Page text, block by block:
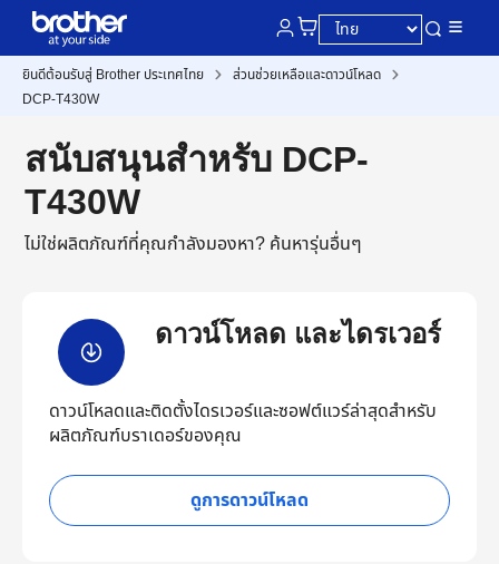
ยินดีต้อนรับสู่ Brother ประเทศไทย
ส่วนช่วยเหลือและดาวน์โหลด
DCP-T430W
สนับสนุนสำหรับ DCP-
T430W
ไม่ใช่ผลิตภัณฑ์ที่คุณกำลังมองหา? ค้นหารุ่นอื่นๆ
ดาวน์โหลด และไดรเวอร์
ดาวน์โหลดและติดตั้งไดรเวอร์และซอฟต์แวร์ล่าสุดสำหรับ
ผลิตภัณฑ์บราเดอร์ของคุณ
ดูการดาวน์โหลด